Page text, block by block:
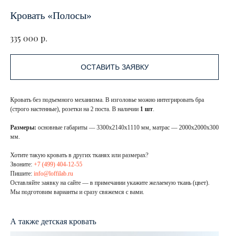
Кровать «Полосы»
335 000 р.
ОСТАВИТЬ ЗАЯВКУ
Кровать без подъемного механизма. В изголовье можно интегрировать бра
(строго настенные), розетки на 2 поста. В наличии 1 шт.
Размеры: основные габариты — 3300х2140х1110 мм, матрас — 2000х2000х300
мм.
Хотите такую кровать в других тканях или размерах?
Звоните: +7 (499) 404-12-55
Пишите: info@loffilab.ru
Оставляйте заявку на сайте — в примечании укажите желаемую ткань (цвет).
Мы подготовим варианты и сразу свяжемся с вами.
А также детская кровать